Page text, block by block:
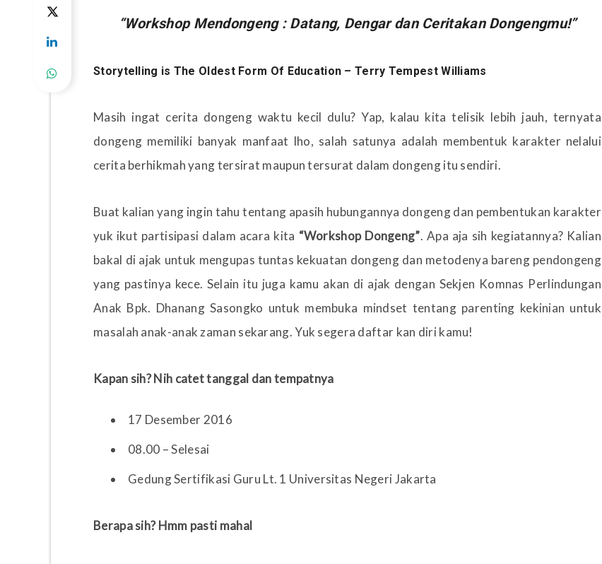
“Workshop Mendongeng : Datang, Dengar dan Ceritakan Dongengmu!”
Storytelling is The Oldest Form Of Education – Terry Tempest Williams
Masih ingat cerita dongeng waktu kecil dulu? Yap, kalau kita telisik lebih jauh, ternyata
dongeng memiliki banyak manfaat lho, salah satunya adalah membentuk karakter nelalui
cerita berhikmah yang tersirat maupun tersurat dalam dongeng itu sendiri.
Buat kalian yang ingin tahu tentang apasih hubungannya dongeng dan pembentukan karakter
yuk ikut partisipasi dalam acara kita “Workshop Dongeng”. Apa aja sih kegiatannya? Kalian
bakal di ajak untuk mengupas tuntas kekuatan dongeng dan metodenya bareng pendongeng
yang pastinya kece. Selain itu juga kamu akan di ajak dengan Sekjen Komnas Perlindungan
Anak Bpk. Dhanang Sasongko untuk membuka mindset tentang parenting kekinian untuk
masalah anak-anak zaman sekarang. Yuk segera daftar kan diri kamu!
Kapan sih? Nih catet tanggal dan tempatnya
17 Desember 2016
08.00 – Selesai
Gedung Sertifikasi Guru Lt. 1 Universitas Negeri Jakarta
Berapa sih? Hmm pasti mahal